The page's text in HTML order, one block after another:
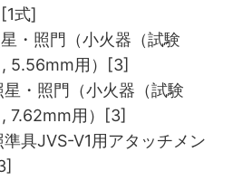
式]
星・照門（小火器（試験
, 5.56mm用）[3]
星・照門（小火器（試験
, 7.62mm用）[3]
準具JVS-V1用アタッチメン